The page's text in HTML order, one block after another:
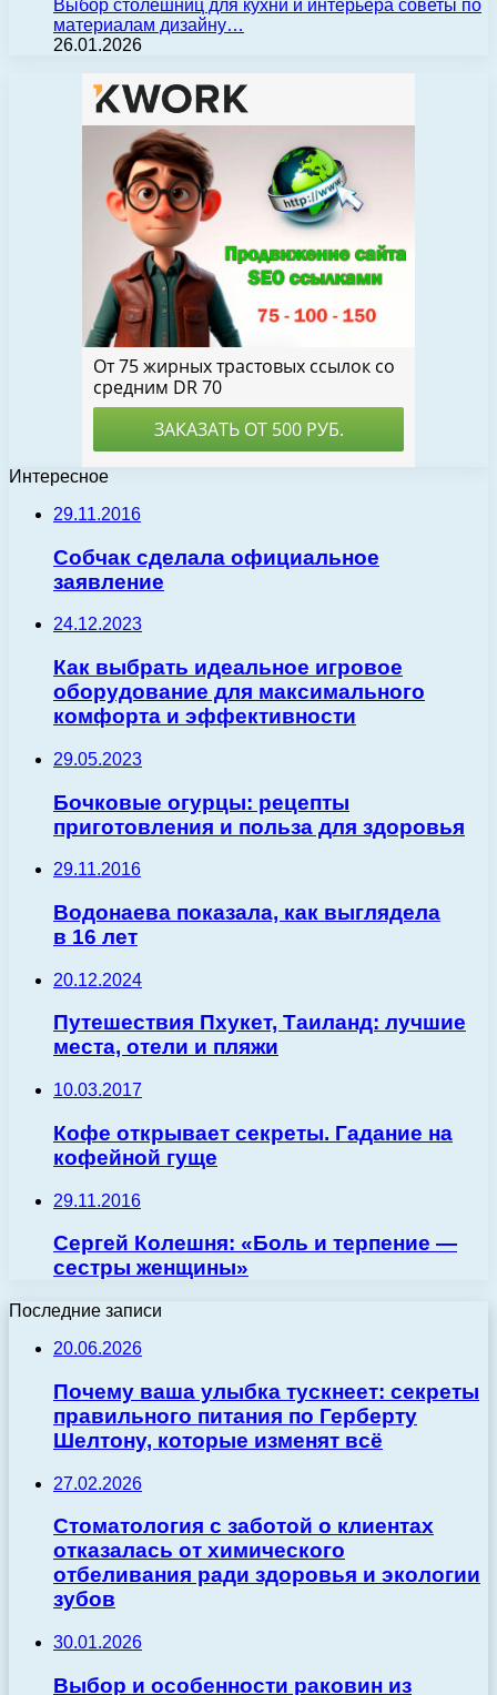
Выбор столешниц для кухни и интерьера советы по
материалам дизайну…
26.01.2026
Интересное
29.11.2016
Собчак сделала официальное
заявление
24.12.2023
Как выбрать идеальное игровое
оборудование для максимального
комфорта и эффективности
29.05.2023
Бочковые огурцы: рецепты
приготовления и польза для здоровья
29.11.2016
Водонаева показала, как выглядела
в 16 лет
20.12.2024
Путешествия Пхукет, Таиланд: лучшие
места, отели и пляжи
10.03.2017
Кофе открывает секреты. Гадание на
кофейной гуще
29.11.2016
Сергей Колешня: «Боль и терпение —
сестры женщины»
Последние записи
20.06.2026
Почему ваша улыбка тускнеет: секреты
правильного питания по Герберту
Шелтону, которые изменят всё
27.02.2026
Стоматология с заботой о клиентах
отказалась от химического
отбеливания ради здоровья и экологии
зубов
30.01.2026
Выбор и особенности раковин из